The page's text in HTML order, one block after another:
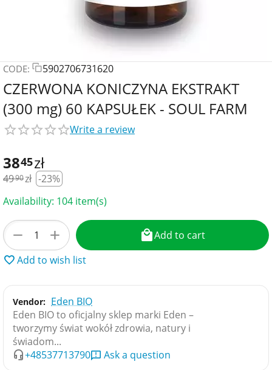
CODE: 5902706731620
CZERWONA KONICZYNA EKSTRAKT
(300 mg) 60 KAPSUŁEK - SOUL FARM
Write a review
3845zł
4990zł -23%
Availability: 104 item(s)
+
−
Add to cart
Add to wish list
Vendor: Eden BIO
Eden BIO to oficjalny sklep marki Eden –
tworzymy świat wokół zdrowia, natury i
świadom...
+48537713790
Ask a question